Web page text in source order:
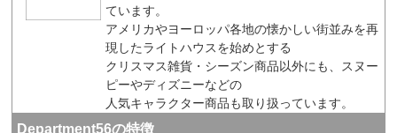
ています。
アメリカやヨーロッパ各地の懐かしい街並みを再
現したライトハウスを始めとする
クリスマス雑貨・シーズン商品以外にも、スヌー
ピーやディズニーなどの
人気キャラクター商品も取り扱っています。
Department56の特徴